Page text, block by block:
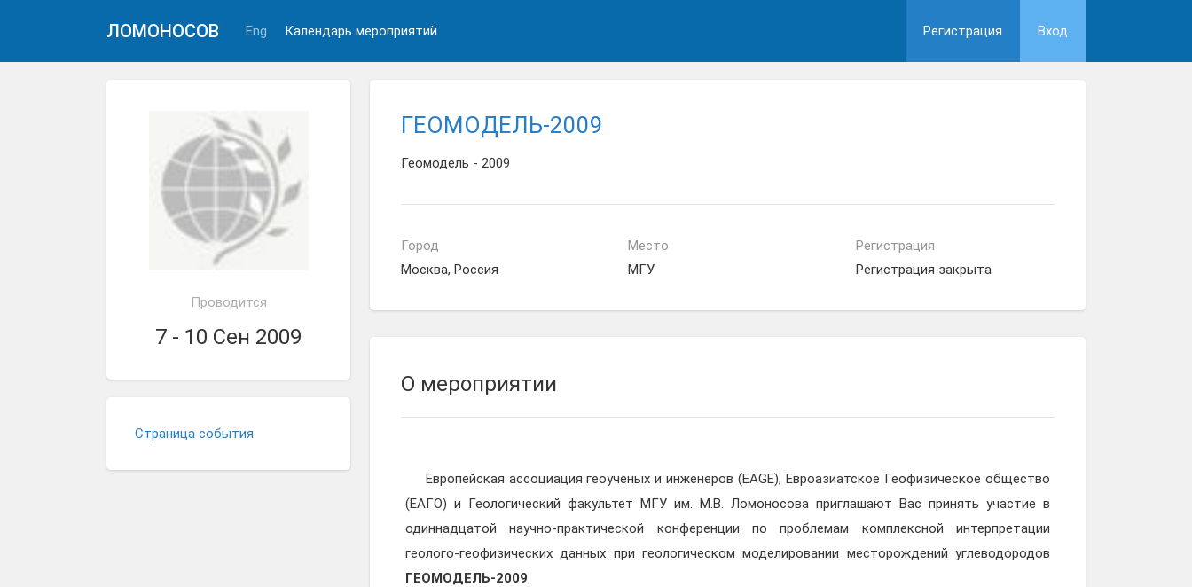
ЛОМОНОСОВ Eng Календарь мероприятий Регистрация Вход
Проводится
7 - 10 Сен 2009
Страница события
ГЕОМОДЕЛЬ-2009
Геомодель - 2009
Город
Москва, Россия
Место
МГУ
Регистрация
Регистрация закрыта
О мероприятии
Европейская ассоциация геоученых и инженеров (EAGE), Евроазиатское Геофизическое общество
(ЕАГО) и Геологический факультет МГУ им. М.В. Ломоносова приглашают Вас принять участие в
одиннадцатой научно-практической конференции по проблемам комплексной интерпретации
геолого-геофизических данных при геологическом моделировании месторождений углеводородов
ГЕОМОДЕЛЬ-2009.